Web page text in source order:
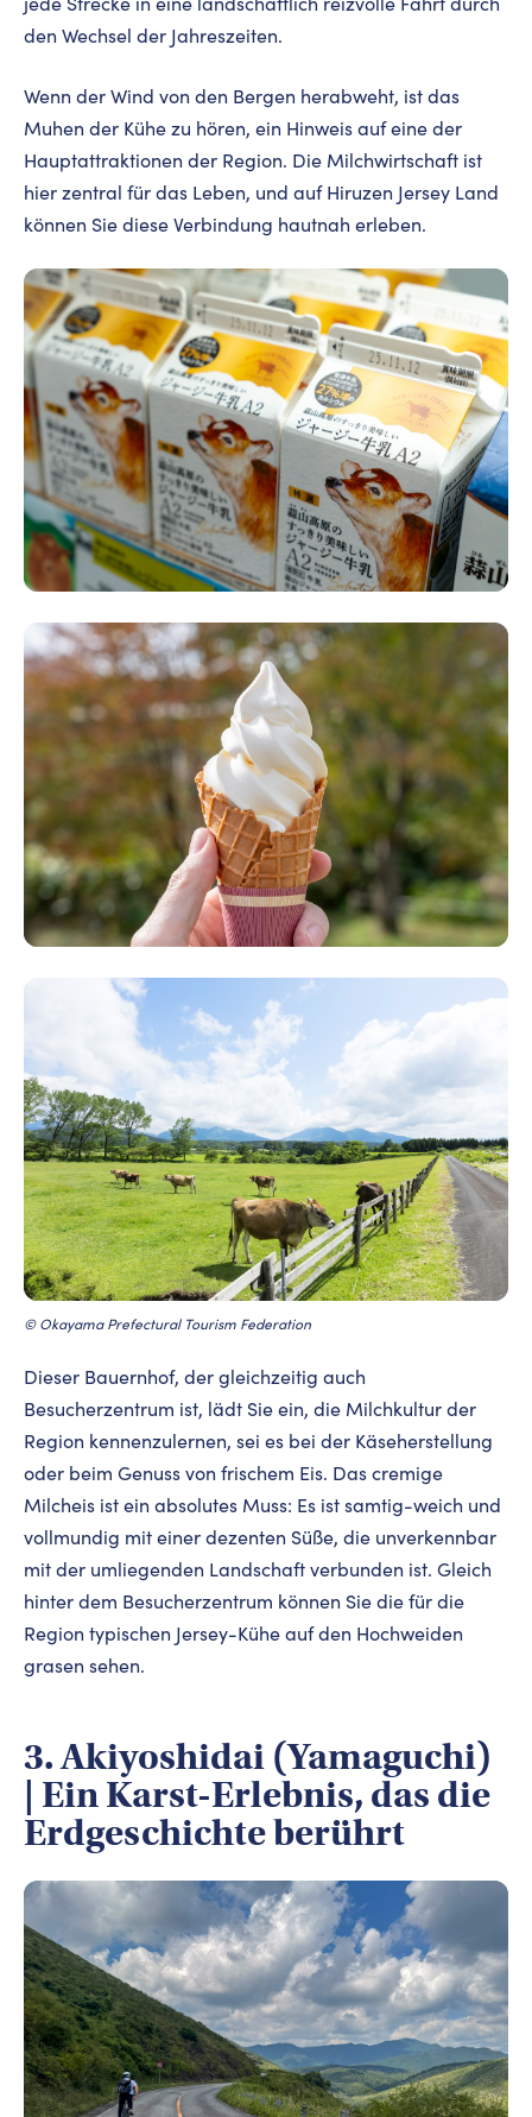
den Wechsel der Jahreszeiten.
Wenn der Wind von den Bergen herabweht, ist das
Muhen der Kühe zu hören, ein Hinweis auf eine der
Hauptattraktionen der Region. Die Milchwirtschaft ist
hier zentral für das Leben, und auf Hiruzen Jersey Land
können Sie diese Verbindung hautnah erleben.
© Okayama Prefectural Tourism Federation
Dieser Bauernhof, der gleichzeitig auch
Besucherzentrum ist, lädt Sie ein, die Milchkultur der
Region kennenzulernen, sei es bei der Käseherstellung
oder beim Genuss von frischem Eis. Das cremige
Milcheis ist ein absolutes Muss: Es ist samtig-weich und
vollmundig mit einer dezenten Süße, die unverkennbar
mit der umliegenden Landschaft verbunden ist. Gleich
hinter dem Besucherzentrum können Sie die für die
Region typischen Jersey-Kühe auf den Hochweiden
grasen sehen.
3. Akiyoshidai (Yamaguchi)
| Ein Karst-Erlebnis, das die
Erdgeschichte berührt